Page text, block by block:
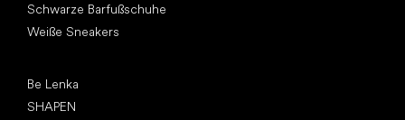
Schwarze Barfußschuhe
Weiße Sneakers
Be Lenka
SHAPEN